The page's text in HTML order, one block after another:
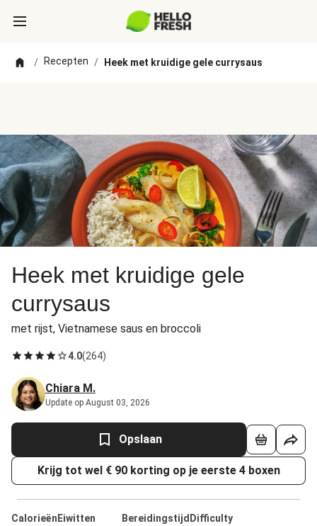
/ Recepten / Heek met kruidige gele currysaus
Heek met kruidige gele
currysaus
met rijst, Vietnamese saus en broccoli
4.0(264)
Chiara M.
Update op August 03, 2026
Opslaan
Krijg tot wel € 90 korting op je eerste 4 boxen
Calorieën Eiwitten
Bereidingstijd Difficulty